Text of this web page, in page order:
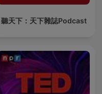
聽天下：天下雜誌Podcast